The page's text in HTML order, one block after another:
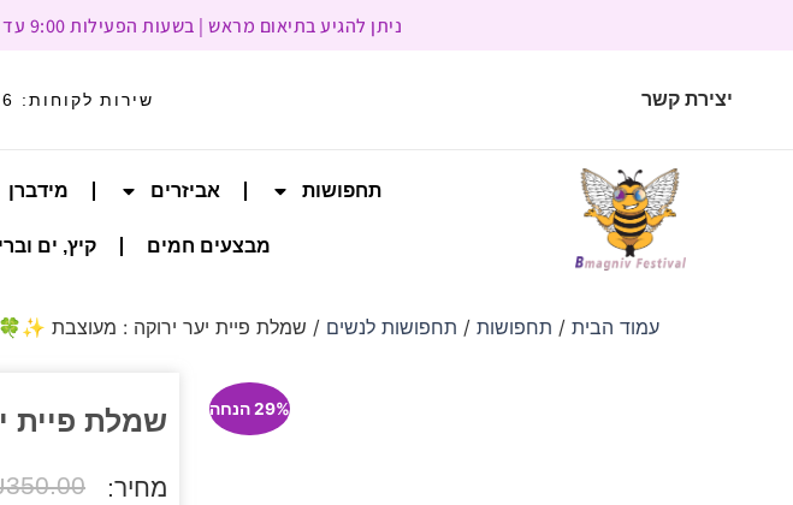
ניתן להגיע בתיאום מראש | בשעות הפעילות 9:00 עד 20:00 ניתן לרכוש במקום , מרחוב ז’בוטינסקי 93, רמת גן
יצירת קשר שירות לקוחות:
תחפושות אביזרים מידברן
מבצעים חמים קיץ, ים
עמוד הבית/ תחפושות/ תחפושות לנשים / שמלת פיית יער ירוקה : מעוצבת ✨🍀
29% הנחה שמלת פיית
מחיר: 350.00